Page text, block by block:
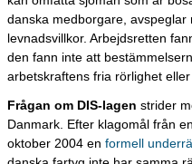
danska medborgare,
levnadsvillkor. Arbejdsretten
den fann inte att
arbetskraftens fria rörlighet
Frågan om DIS-lagen strider
Danmark. Efter klagomål från
oktober 2004 en formell